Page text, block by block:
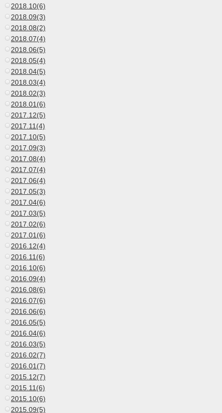
2018.10(6)
2018.09(3)
2018.08(2)
2018.07(4)
2018.06(5)
2018.05(4)
2018.04(5)
2018.03(4)
2018.02(3)
2018.01(6)
2017.12(5)
2017.11(4)
2017.10(5)
2017.09(3)
2017.08(4)
2017.07(4)
2017.06(4)
2017.05(3)
2017.04(6)
2017.03(5)
2017.02(6)
2017.01(6)
2016.12(4)
2016.11(6)
2016.10(6)
2016.09(4)
2016.08(6)
2016.07(6)
2016.06(6)
2016.05(5)
2016.04(6)
2016.03(5)
2016.02(7)
2016.01(7)
2015.12(7)
2015.11(6)
2015.10(6)
2015.09(5)